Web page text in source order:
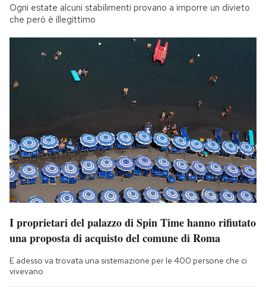
Ogni estate alcuni stabilimenti provano a imporre un divieto
che però è illegittimo
I proprietari del palazzo di Spin Time hanno rifiutato
una proposta di acquisto del comune di Roma
E adesso va trovata una sistemazione per le 400 persone che ci
vivevano